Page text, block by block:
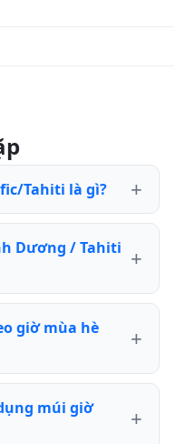
Tahiti là gì?
Dương / Tahiti
giờ mùa hè
múi giờ